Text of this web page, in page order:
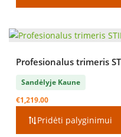
Profesionalus trimeris
Sandėlyje Kaune
€1,219.00
Pridėti palyginimui